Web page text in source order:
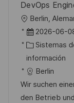
i
c
a
c
i
ó
n
DevOps
U
b
a
c
i
Berlin,
F
e
c
h
a
d
2026-06-
C
a
t
e
g
Sistemas
información
Berlin
Wir suchen
den Betrieb